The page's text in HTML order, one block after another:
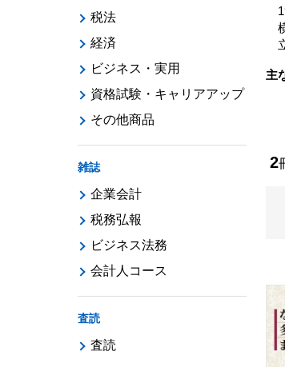
主
2
税法
経済
ビジネス・実用
資格試験・キャリアアップ
その他商品
雑誌
企業会計
税務弘報
ビジネス法務
会計人コース
査読
査読